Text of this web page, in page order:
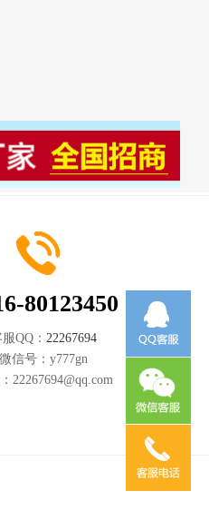
80123450
QQ： 22267694
微信号： y777gn
22267694@qq.com